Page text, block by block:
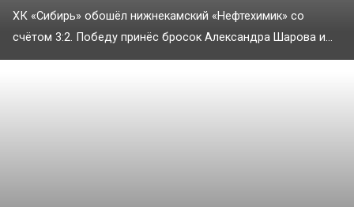
ХК «Сибирь» обошёл нижнекамский «Нефтехимик» со
счётом 3:2. Победу принёс бросок Александра Шарова и...